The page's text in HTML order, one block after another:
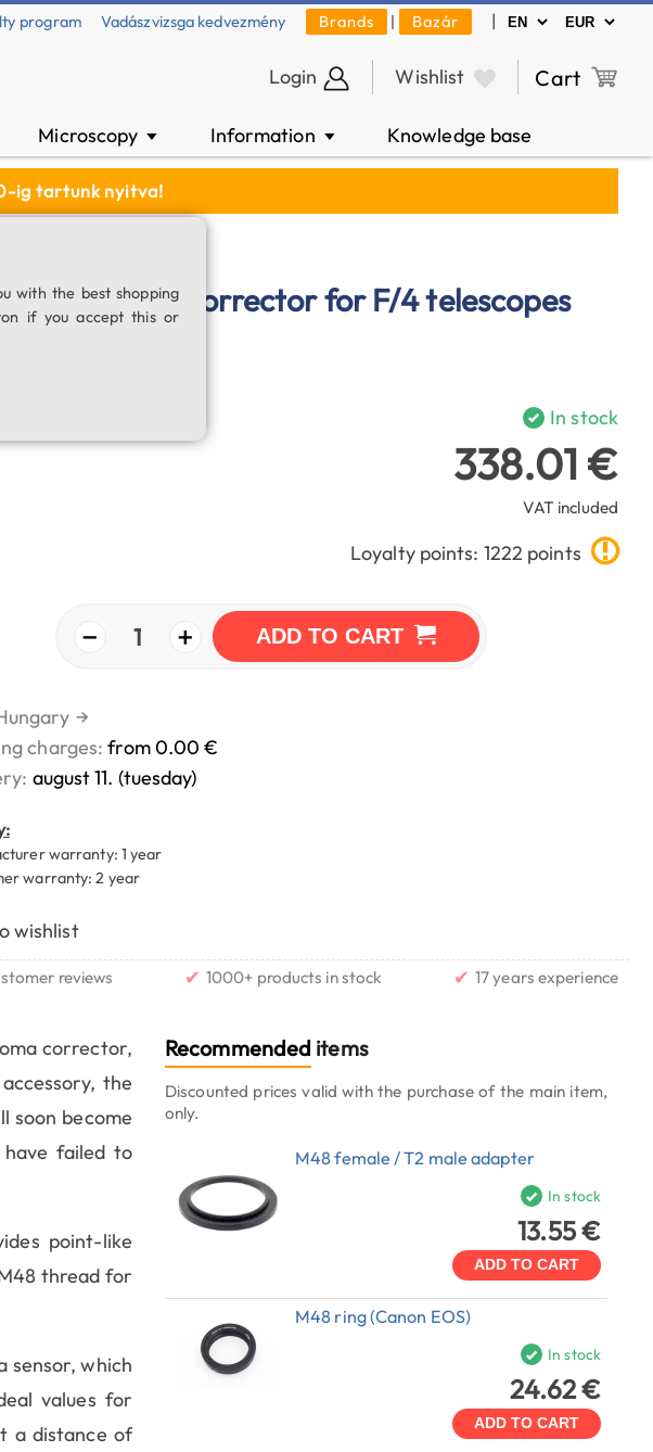
program Vadászvizsga kedvezmény Brands | Bazár |
Login Wishlist Cart
Microscopy ▼ Information ▼ Knowledge base
ig tartunk nyitva!
coma corrector for F/4 telescopes
In stock
338.01 €
VAT included
Loyalty points: 1222 points
− 1 + ADD TO CART
→
charges:from 0.00 €
august 11. (tuesday)
warranty: 1 year
warranty: 2 year
wishlist
reviews ✔ 1000+ products in stock ✔ 17 years experience
corrector,
the
soon become
failed to
point-like
thread for
sensor, which
values for
a distance of
Recommended items
Discounted prices valid with the purchase of the main item,
only.
M48 female / T2 male adapter
In stock
13.55 €
ADD TO CART
M48 ring (Canon EOS)
In stock
24.62 €
ADD TO CART
with the best shopping
if you accept this or